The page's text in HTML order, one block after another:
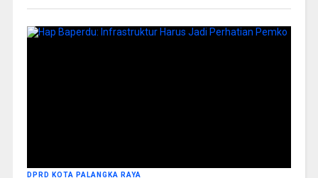
DPRD KOTA PALANGKA RAYA